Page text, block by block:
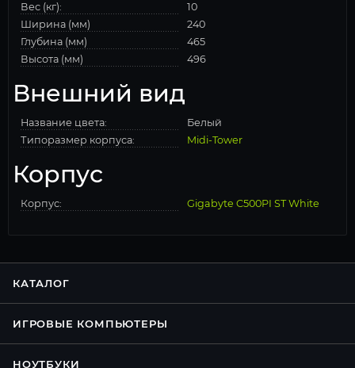
Вес (кг):
10
Ширина (мм)
240
Глубина (мм)
465
Высота (мм)
496
Внешний вид
Название цвета:
Белый
Типоразмер корпуса:
Midi-Tower
Корпус
Корпус: Gigabyte C500PI ST White
КАТАЛОГ
ИГРОВЫЕ КОМПЬЮТЕРЫ
НОУТБУКИ